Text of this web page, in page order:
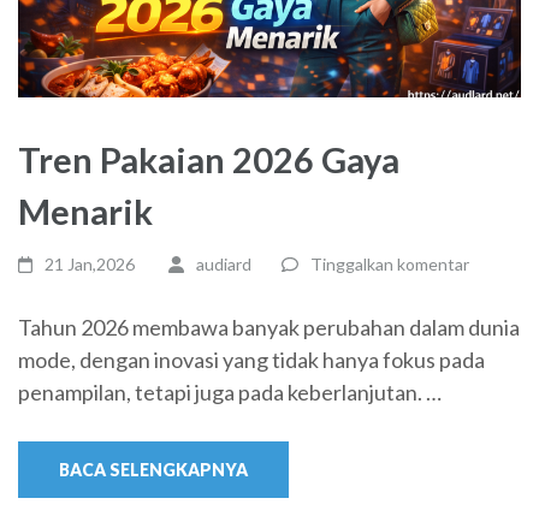
Tren Pakaian 2026 Gaya
Menarik
21 Jan,2026 audiard Tinggalkan komentar
Tahun 2026 membawa banyak perubahan dalam dunia
mode, dengan inovasi yang tidak hanya fokus pada
penampilan, tetapi juga pada keberlanjutan. …
BACA SELENGKAPNYA